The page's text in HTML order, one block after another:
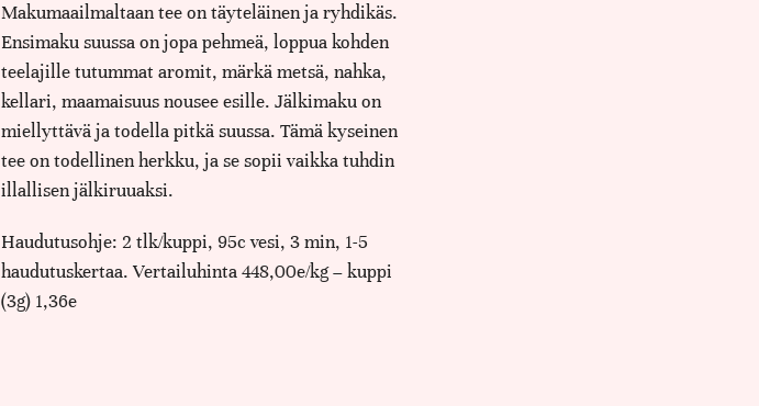
Makumaailmaltaan tee on täyteläinen ja ryhdikäs.
Ensimaku suussa on jopa pehmeä, loppua kohden
teelajille tutummat aromit, märkä metsä, nahka,
kellari, maamaisuus nousee esille. Jälkimaku on
miellyttävä ja todella pitkä suussa. Tämä kyseinen
tee on todellinen herkku, ja se sopii vaikka tuhdin
illallisen jälkiruuaksi.
Haudutusohje: 2 tlk/kuppi, 95c vesi, 3 min, 1-5
haudutuskertaa. Vertailuhinta 448,00e/kg – kuppi
(3g) 1,36e